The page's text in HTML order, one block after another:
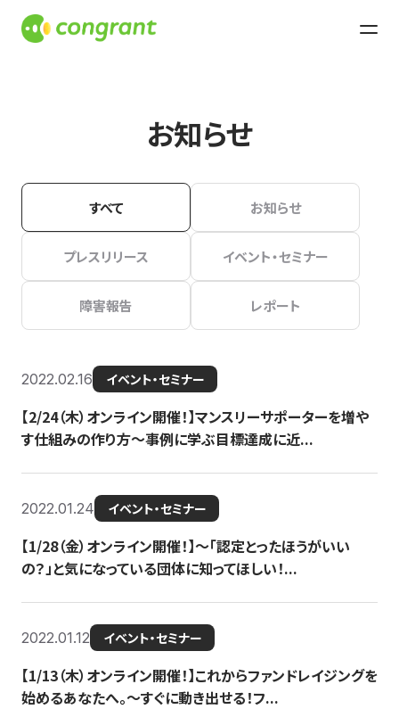
お知らせ
すべて お知らせ
プレスリリース イベント・セミナー
障害報告 レポート
2022.02.16 イベント・セミナー
【2/24（木）オンライン開催！】マンスリーサポーターを増や
す仕組みの作り方〜事例に学ぶ目標達成に近...
2022.01.24 イベント・セミナー
【1/28（金）オンライン開催！】〜「認定とったほうがいい
の？」と気になっている団体に知ってほしい！...
2022.01.12 イベント・セミナー
【1/13（木）オンライン開催！】これからファンドレイジングを
始めるあなたへ。〜すぐに動き出せる！フ...